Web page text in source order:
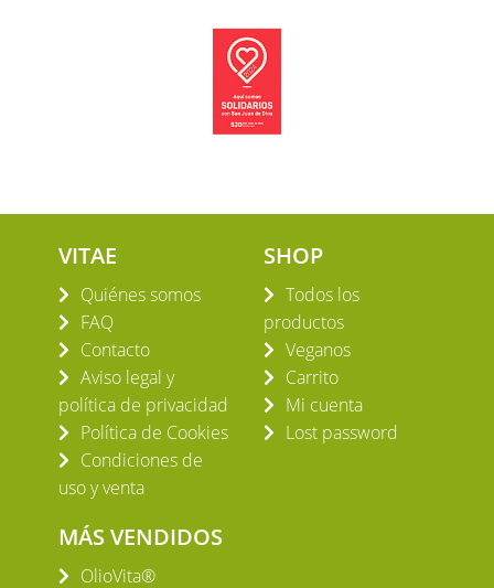
VITAE
Quiénes somos
FAQ
Contacto
Aviso legal y
política de privacidad
Política de Cookies
Condiciones de
uso y venta
SHOP
Todos los
productos
Veganos
Carrito
Mi cuenta
Lost password
MÁS VENDIDOS
OlioVita®